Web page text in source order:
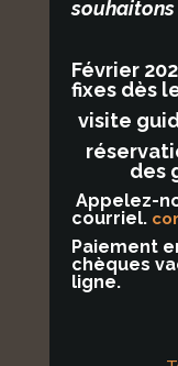
souhaitons
Février
fixes dès
visite
des
Appelez-
courriel.
Paiement
chèques
ligne.